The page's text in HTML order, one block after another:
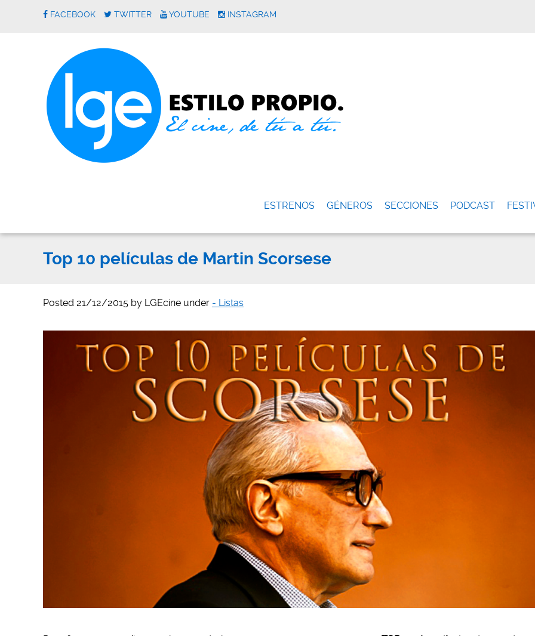
FACEBOOK TWITTER YOUTUBE INSTAGRAM
ESTRENOS GÉNEROS SECCIONES PODCAST
Top 10 películas de Martin Scorsese
Posted 21/12/2015 by LGEcine under - Listas